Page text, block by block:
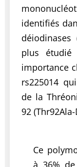
identifiés
plus étudié
importance
rs225014
de la
92
Ce
à 36%